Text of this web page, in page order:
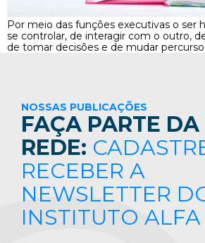
Por meio das funções executivas o ser
se controlar, de interagir com o outro,
de tomar decisões e de mudar
NOSSAS PUBLICAÇÕES
FAÇA PARTE DA
REDE:
RECEBER A
NEWSLETTER
INSTITUTO